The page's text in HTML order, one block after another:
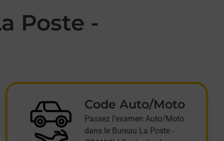
Poste -
Code Auto/Moto
Passez l'examen Auto/Moto
dans le Bureau La Poste -